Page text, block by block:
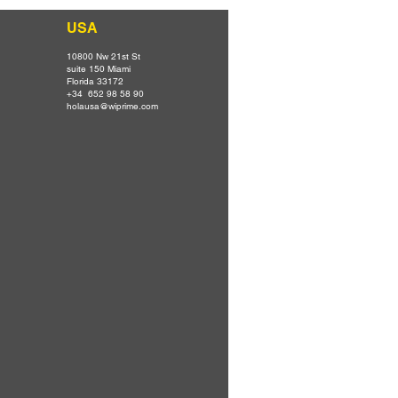
USA
10800 Nw 21st St
suite 150 Miami
Florida 33172
+34 652 98 58 90
holausa@wiprime.com